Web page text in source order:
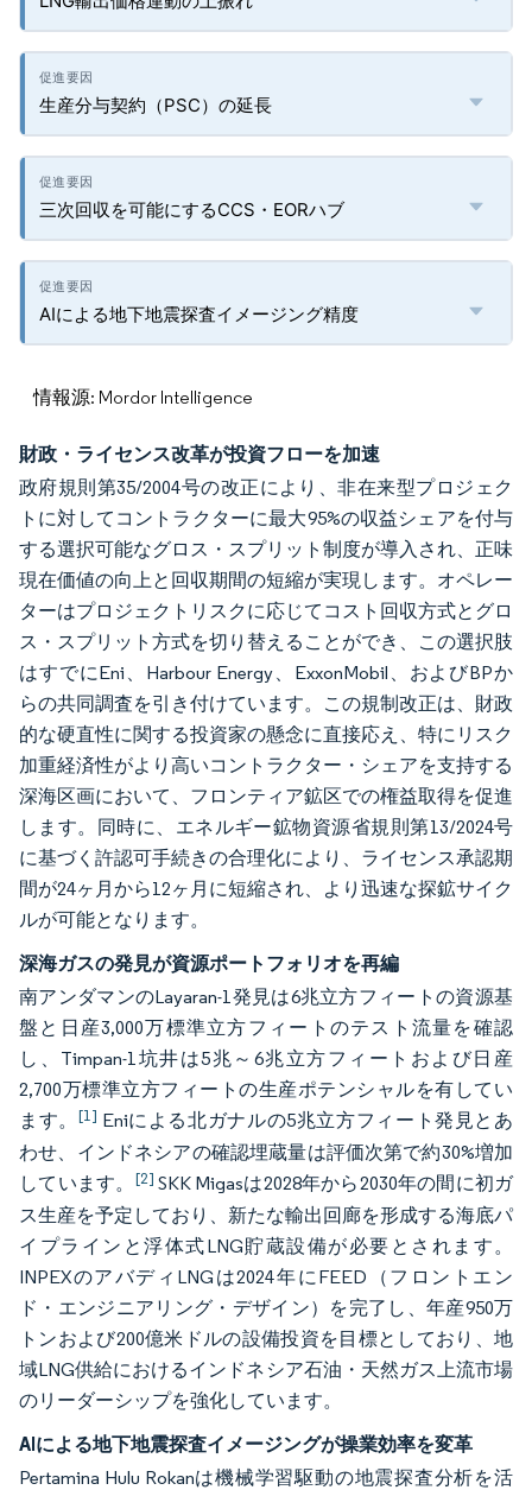
生産分与契約（PSC）の延長
三次回収を可能にするCCS・EORハブ
AIによる地下地震探査イメージング精度
情報源: Mordor Intelligence
財政・ライセンス改革が投資フローを加速
政府規則第35/2004号の改正により、非在来型プロジェク
トに対してコントラクターに最大95%の収益シェアを付与
する選択可能なグロス・スプリット制度が導入され、正味
現在価値の向上と回収期間の短縮が実現します。オペレー
ターはプロジェクトリスクに応じてコスト回収方式とグロ
ス・スプリット方式を切り替えることができ、この選択肢
はすでにEni、Harbour Energy、ExxonMobil、およびBPか
らの共同調査を引き付けています。この規制改正は、財政
的な硬直性に関する投資家の懸念に直接応え、特にリスク
加重経済性がより高いコントラクター・シェアを支持する
深海区画において、フロンティア鉱区での権益取得を促進
します。同時に、エネルギー鉱物資源省規則第13/2024号
に基づく許認可手続きの合理化により、ライセンス承認期
間が24ヶ月から12ヶ月に短縮され、より迅速な探鉱サイク
ルが可能となります。
深海ガスの発見が資源ポートフォリオを再編
南アンダマンのLayaran-1発見は6兆立方フィートの資源基
盤と日産3,000万標準立方フィートのテスト流量を確認
し、Timpan-1坑井は5兆～6兆立方フィートおよび日産
2,700万標準立方フィートの生産ポテンシャルを有してい
ます。 [1] Eniによる北ガナルの5兆立方フィート発見とあ
わせ、インドネシアの確認埋蔵量は評価次第で約30%増加
しています。 [2] SKK Migasは2028年から2030年の間に初ガ
ス生産を予定しており、新たな輸出回廊を形成する海底パ
イプラインと浮体式LNG貯蔵設備が必要とされます。
INPEXのアバディLNGは2024年にFEED（フロントエン
ド・エンジニアリング・デザイン）を完了し、年産950万
トンおよび200億米ドルの設備投資を目標としており、地
域LNG供給におけるインドネシア石油・天然ガス上流市場
のリーダーシップを強化しています。
AIによる地下地震探査イメージングが操業効率を変革
Pertamina Hulu Rokanは機械学習駆動の地震探査分析を活